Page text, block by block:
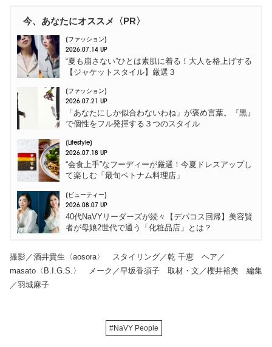
今、あなたにオススメ〈PR〉
ファッション
2026.07.14 UP
“夏も崩さない”ひとは素肌に着る！大人を格上げする
【ジャケットスタイル】厳選３
ファッション
2026.07.21 UP
「あなたにしか似合わないわね」が褒め言葉。『黒』
で個性をフル発揮する３つのスタイル
Lifestyle
2026.07.18 UP
“会食上手”なフーディーが厳選！今夏ドレスアップし
て楽しむ「最旬ベトナム料理店」
ビューティー
2026.08.07 UP
40代NaVYリーダーズが続々【デパコス回帰】美容賢
者が母娘2世代で通う「化粧品店」とは？
撮影／酒井貴生〈aosora〉 スタイリング／乾 千恵 ヘア／
masato〈B.I.G.S.〉 メーク／早坂香須子 取材・文／櫻井裕美 編集
／羽城麻子
#NaVY People